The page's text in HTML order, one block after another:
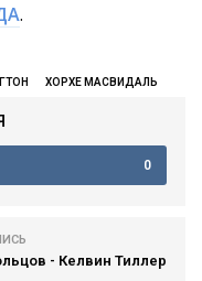
.
ХОРХЕ МАСВИДАЛЬ
0
- Келвин Тиллер